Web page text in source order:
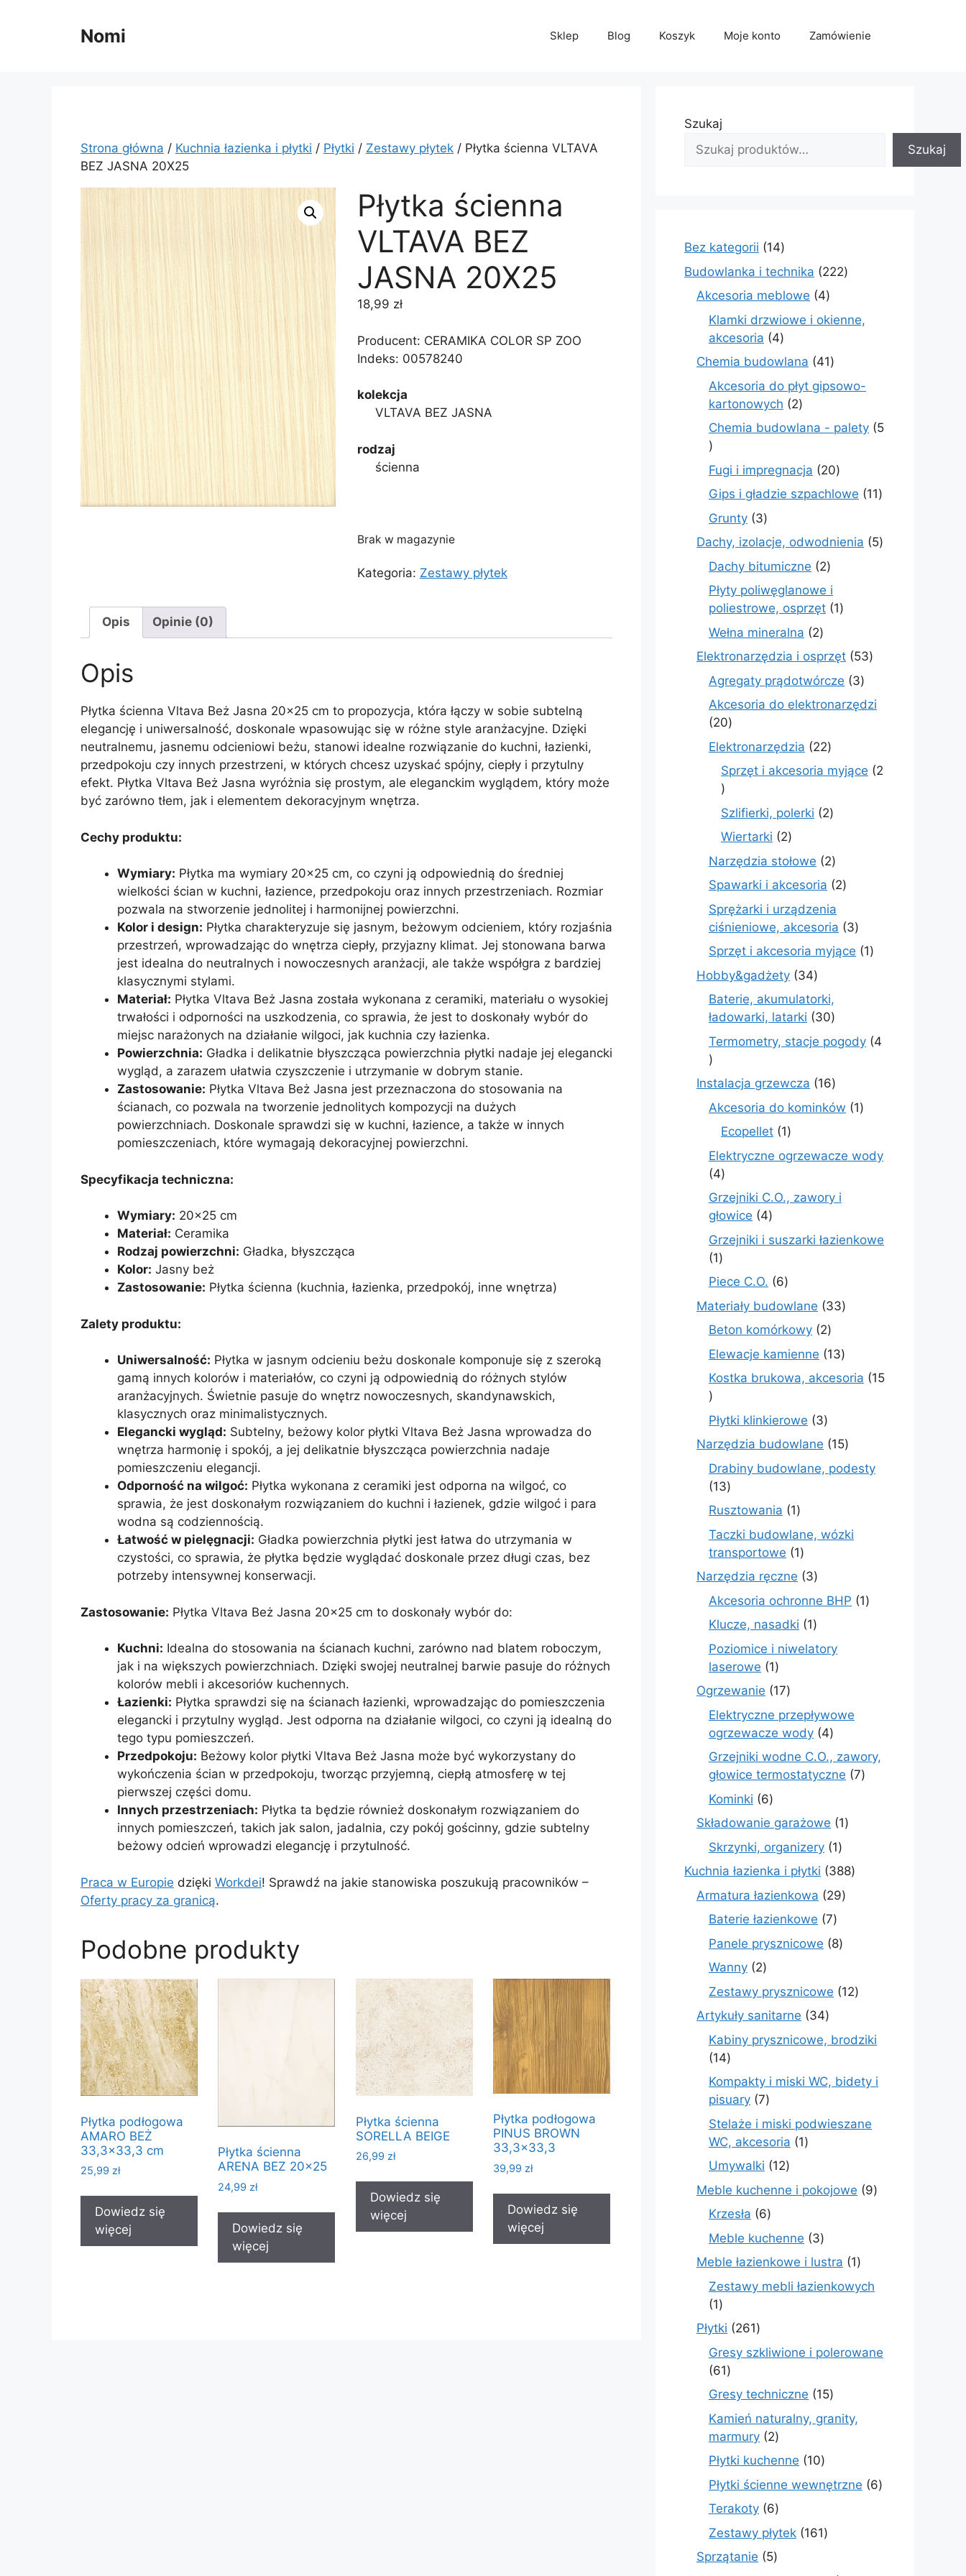
Nomi Sklep Blog Koszyk Moje konto Zamówienie
Strona główna / Kuchnia łazienka i płytki / Płytki / Zestawy płytek / Płytka ścienna VLTAVA
BEZ JASNA 20X25
Płytka ścienna
VLTAVA BEZ
JASNA 20X25
18,99 zł
Producent: CERAMIKA COLOR SP ZOO
Indeks: 00578240
kolekcja
VLTAVA BEZ JASNA
rodzaj
ścienna
Brak w magazynie
Kategoria: Zestawy płytek
Opis Opinie (0)
Opis
Płytka ścienna Vltava Beż Jasna 20×25 cm to propozycja, która łączy w sobie subtelną
elegancję i uniwersalność, doskonale wpasowując się w różne style aranżacyjne. Dzięki
neutralnemu, jasnemu odcieniowi beżu, stanowi idealne rozwiązanie do kuchni, łazienki,
przedpokoju czy innych przestrzeni, w których chcesz uzyskać spójny, ciepły i przytulny
efekt. Płytka Vltava Beż Jasna wyróżnia się prostym, ale eleganckim wyglądem, który może
być zarówno tłem, jak i elementem dekoracyjnym wnętrza.
Cechy produktu:
Wymiary: Płytka ma wymiary 20×25 cm, co czyni ją odpowiednią do średniej
wielkości ścian w kuchni, łazience, przedpokoju oraz innych przestrzeniach. Rozmiar
pozwala na stworzenie jednolitej i harmonijnej powierzchni.
Kolor i design: Płytka charakteryzuje się jasnym, beżowym odcieniem, który rozjaśnia
przestrzeń, wprowadzając do wnętrza ciepły, przyjazny klimat. Jej stonowana barwa
jest idealna do neutralnych i nowoczesnych aranżacji, ale także współgra z bardziej
klasycznymi stylami.
Materiał: Płytka Vltava Beż Jasna została wykonana z ceramiki, materiału o wysokiej
trwałości i odporności na uszkodzenia, co sprawia, że jest to doskonały wybór do
miejsc narażonych na działanie wilgoci, jak kuchnia czy łazienka.
Powierzchnia: Gładka i delikatnie błyszcząca powierzchnia płytki nadaje jej elegancki
wygląd, a zarazem ułatwia czyszczenie i utrzymanie w dobrym stanie.
Zastosowanie: Płytka Vltava Beż Jasna jest przeznaczona do stosowania na
ścianach, co pozwala na tworzenie jednolitych kompozycji na dużych
powierzchniach. Doskonale sprawdzi się w kuchni, łazience, a także w innych
pomieszczeniach, które wymagają dekoracyjnej powierzchni.
Specyfikacja techniczna:
Wymiary: 20×25 cm
Materiał: Ceramika
Rodzaj powierzchni: Gładka, błyszcząca
Kolor: Jasny beż
Zastosowanie: Płytka ścienna (kuchnia, łazienka, przedpokój, inne wnętrza)
Zalety produktu:
Uniwersalność: Płytka w jasnym odcieniu beżu doskonale komponuje się z szeroką
gamą innych kolorów i materiałów, co czyni ją odpowiednią do różnych stylów
aranżacyjnych. Świetnie pasuje do wnętrz nowoczesnych, skandynawskich,
klasycznych oraz minimalistycznych.
Elegancki wygląd: Subtelny, beżowy kolor płytki Vltava Beż Jasna wprowadza do
wnętrza harmonię i spokój, a jej delikatnie błyszcząca powierzchnia nadaje
pomieszczeniu elegancji.
Odporność na wilgoć: Płytka wykonana z ceramiki jest odporna na wilgoć, co
sprawia, że jest doskonałym rozwiązaniem do kuchni i łazienek, gdzie wilgoć i para
wodna są codziennością.
Łatwość w pielęgnacji: Gładka powierzchnia płytki jest łatwa do utrzymania w
czystości, co sprawia, że płytka będzie wyglądać doskonale przez długi czas, bez
potrzeby intensywnej konserwacji.
Zastosowanie: Płytka Vltava Beż Jasna 20×25 cm to doskonały wybór do:
Kuchni: Idealna do stosowania na ścianach kuchni, zarówno nad blatem roboczym,
jak i na większych powierzchniach. Dzięki swojej neutralnej barwie pasuje do różnych
kolorów mebli i akcesoriów kuchennych.
Łazienki: Płytka sprawdzi się na ścianach łazienki, wprowadzając do pomieszczenia
elegancki i przytulny wygląd. Jest odporna na działanie wilgoci, co czyni ją idealną do
tego typu pomieszczeń.
Przedpokoju: Beżowy kolor płytki Vltava Beż Jasna może być wykorzystany do
wykończenia ścian w przedpokoju, tworząc przyjemną, ciepłą atmosferę w tej
pierwszej części domu.
Innych przestrzeniach: Płytka ta będzie również doskonałym rozwiązaniem do
innych pomieszczeń, takich jak salon, jadalnia, czy pokój gościnny, gdzie subtelny
beżowy odcień wprowadzi elegancję i przytulność.
Praca w Europie dzięki Workdei! Sprawdź na jakie stanowiska poszukują pracowników –
Oferty pracy za granicą.
Podobne produkty
Płytka podłogowa
AMARO BEŻ
33,3×33,3 cm
25,99 zł
Dowiedz się
więcej
Płytka ścienna
ARENA BEZ 20×25
24,99 zł
Dowiedz się
więcej
Płytka ścienna
SORELLA BEIGE
26,99 zł
Dowiedz się
więcej
Płytka podłogowa
PINUS BROWN
33,3×33,3
39,99 zł
Dowiedz się
więcej
Szukaj
Szukaj
Bez kategorii 1414
produktów
Budowlanka i technika 222222
Akcesoria meblowe 44
produkty
Klamki drzwiowe i okienne,
akcesoria
44
produkty
Chemia budowlana 4141
Akcesoria do płyt gipsowo-
kartonowych
22
produkty
Chemia budowlana - palety 5
5
produktów
Fugi i impregnacja 2020
produktów
Gips i gładzie szpachlowe 1111
Grunty 33
produkty
Dachy, izolacje, odwodnienia 55
Dachy bitumiczne 22
produkty
Płyty poliwęglanowe i
poliestrowe, osprzęt 11
Wełna mineralna 22
produkty
Elektronarzędzia i osprzęt 5353
Agregaty prądotwórcze 33
produkty
Akcesoria do elektronarzędzi
2020
produktów
Elektronarzędzia 2222
produkty
Sprzęt i akcesoria myjące
2
2
produkty
Szlifierki, polerki 22
Wiertarki 22
produkty
Narzędzia stołowe 22
produkty
Spawarki i akcesoria 22
Sprężarki i urządzenia
ciśnieniowe, akcesoria
33
produkty
Sprzęt i akcesoria myjące 11
Hobby&gadżety 3434
produkty
Baterie, akumulatorki,
ładowarki, latarki
3030
produktów
Termometry, stacje pogody 4
4
produkty
Instalacja grzewcza 1616
produktów
Akcesoria do kominków 11
Ecopellet 11
Elektryczne ogrzewacze wody
44
produkty
Grzejniki C.O., zawory i
głowice
44
produkty
Grzejniki i suszarki łazienkowe
11
produkt
Piece C.O. 66
produktów
Materiały budowlane 3333
Beton komórkowy 22
produkty
Elewacje kamienne 1313
produktów
Kostka brukowa, akcesoria
15
15
produktów
Płytki klinkierowe 33
produkty
Narzędzia budowlane 1515
produktów
Drabiny budowlane, podesty
1313
produktów
Rusztowania 11
produkt
Taczki budowlane, wózki
transportowe
11
produkt
Narzędzia ręczne 33
produkty
Akcesoria ochronne BHP 11
Klucze, nasadki 11
produkt
Poziomice i niwelatory
laserowe
11
produkt
Ogrzewanie 1717
produktów
Elektryczne przepływowe
ogrzewacze wody 44
Grzejniki wodne C.O., zawory,
głowice termostatyczne 77
Kominki 66
produktów
Składowanie garażowe 11
Skrzynki, organizery 11
produkt
Kuchnia łazienka i płytki 388388
Armatura łazienkowa 2929
Baterie łazienkowe 77
produktów
Panele prysznicowe 88
Wanny 22
produkty
Zestawy prysznicowe 1212
Artykuły sanitarne 3434
produkty
Kabiny prysznicowe, brodziki
1414
produktów
Kompakty i miski WC, bidety i
pisuary 77
produktów
Stelaże i miski podwieszane
WC, akcesoria
11
Umywalki 1212
produktów
Meble kuchenne i pokojowe 99
Krzesła 66
produktów
Meble kuchenne 33
produkty
Meble łazienkowe i lustra 11
produkt
Zestawy mebli łazienkowych
11
produkt
Płytki 261261
produktów
Gresy szkliwione i polerowane
6161
produktów
Gresy techniczne 1515
produktów
Kamień naturalny, granity,
marmury 22
produkty
Płytki kuchenne 1010
produktów
Płytki ścienne wewnętrzne 66
Terakoty 66
produktów
Zestawy płytek 161161
Sprzątanie 55